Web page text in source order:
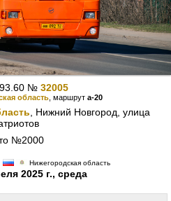
№ 32005
область , маршрут а-20
, Нижний Новгород, улица
№2000
Нижегородская область
2025 г., среда